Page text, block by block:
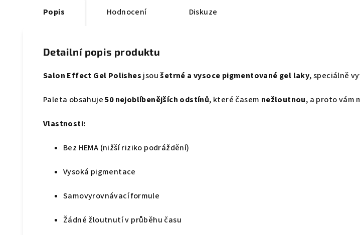
Popis Hodnocení Diskuze
Detailní popis produktu
Salon Effect Gel Polishes jsoušetrné a vysoce pigmentované gel laky, speciálně
Paleta obsahuje50 nejoblíbenějších odstínů, které časem nežloutnou, a proto vám
Vlastnosti:
Bez HEMA (nižší riziko podráždění)
Vysoká pigmentace
Samovyrovnávací formule
Žádné žloutnutí v průběhu času